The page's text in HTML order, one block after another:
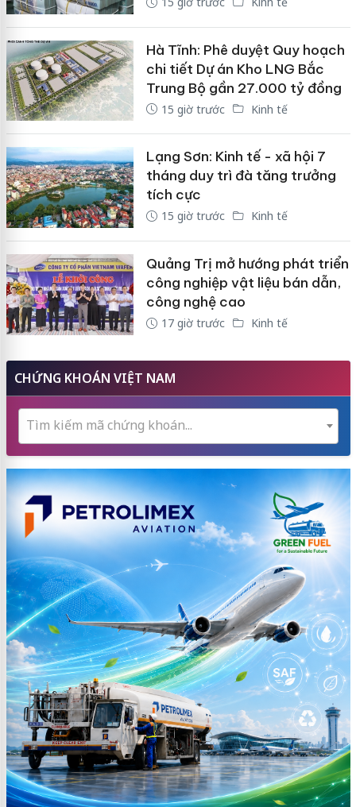
Hà Tĩnh: Phê duyệt Quy hoạch
chi tiết Dự án Kho LNG Bắc
Trung Bộ gần 27.000 tỷ đồng
15 giờ trước Kinh tế
Lạng Sơn: Kinh tế - xã hội 7
tháng duy trì đà tăng trưởng
tích cực
15 giờ trước Kinh tế
Quảng Trị mở hướng phát triển
công nghiệp vật liệu bán dẫn,
công nghệ cao
17 giờ trước Kinh tế
CHỨNG KHOÁN VIỆT NAM
Tìm kiếm mã chứng khoán...